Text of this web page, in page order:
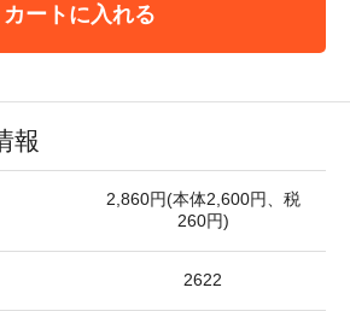
カートに入れる
報
2,860円(本体2,600円、税
260円)
2622